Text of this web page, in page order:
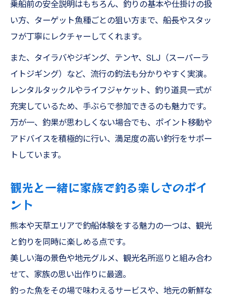
乗船前の安全説明はもちろん、釣りの基本や仕掛けの扱
い方、ターゲット魚種ごとの狙い方まで、船長やスタッ
フが丁寧にレクチャーしてくれます。
また、タイラバやジギング、テンヤ、SLJ（スーパーラ
イトジギング）など、流行の釣法も分かりやすく実演。
レンタルタックルやライフジャケット、釣り道具一式が
充実しているため、手ぶらで参加できるのも魅力です。
万が一、釣果が思わしくない場合でも、ポイント移動や
アドバイスを積極的に行い、満足度の高い釣行をサポー
トしています。
観光と一緒に家族で釣る楽しさのポイ
ント
熊本や天草エリアで釣船体験をする魅力の一つは、観光
と釣りを同時に楽しめる点です。
美しい海の景色や地元グルメ、観光名所巡りと組み合わ
せて、家族の思い出作りに最適。
釣った魚をその場で味わえるサービスや、地元の新鮮な